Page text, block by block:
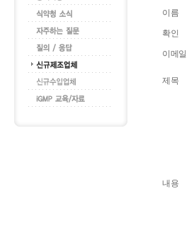
이름
확인
이메일
제목
내용